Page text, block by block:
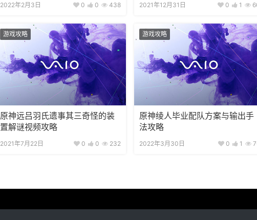
2022年2月3日 0 0 438 2021年12月31日 0 1
游戏攻略
原神远吕羽氏遗事其三奇怪的装
置解谜视频攻略
2021年7月22日 0 0 232
游戏攻略
原神绫人毕业配队方案与输出手
法攻略
2022年3月30日 0 1